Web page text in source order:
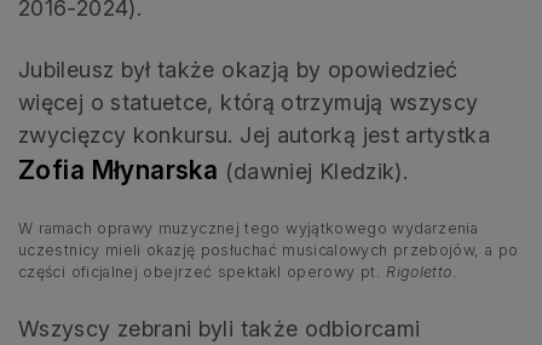
2016-2024).
Jubileusz był także okazją by opowiedzieć
więcej o statuetce, którą otrzymują wszyscy
zwycięzcy konkursu. Jej autorką jest artystka
Zofia Młynarska (dawniej Kledzik).
W ramach oprawy muzycznej tego wyjątkowego wydarzenia
uczestnicy mieli okazję posłuchać musicalowych przebojów, a po
części oficjalnej obejrzeć spektakl operowy pt. Rigoletto
Wszyscy zebrani byli także odbiorcami